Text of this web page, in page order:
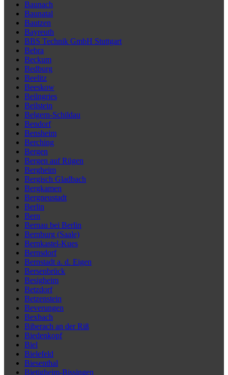
Baunach
Baunatal
Bautzen
Bayreuth
BBS Technik GmbH Stuttgart
Bebra
Beckum
Bedburg
Beelitz
Beeskow
Beilngries
Beilstein
Belgern-Schildau
Bendorf
Bensheim
Berching
Bergen
Bergen auf Rügen
Bergheim
Bergisch Gladbach
Bergkamen
Bergneustadt
Berlin
Bern
Bernau bei Berlin
Bernburg (Saale)
Bernkastel-Kues
Bernsdorf
Bernstadt a. d. Eigen
Bersenbrück
Besigheim
Betzdorf
Betzenstein
Beverungen
Bexbach
Biberach an der Riß
Biedenkopf
Biel
Bielefeld
Biesenthal
Bietigheim-Bissingen